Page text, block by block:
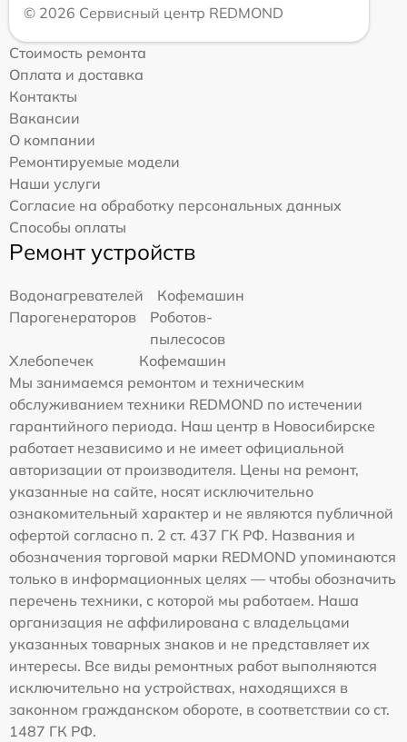
© 2026 Сервисный центр REDMOND
Стоимость ремонта
Оплата и доставка
Контакты
Вакансии
О компании
Ремонтируемые модели
Наши услуги
Согласие на обработку персональных данных
Способы оплаты
Ремонт устройств
Водонагревателей
Кофемашин
Парогенераторов
Роботов-
пылесосов
Хлебопечек
Кофемашин
Мы занимаемся ремонтом и техническим
обслуживанием техники REDMOND по истечении
гарантийного периода. Наш центр в Новосибирске
работает независимо и не имеет официальной
авторизации от производителя. Цены на ремонт,
указанные на сайте, носят исключительно
ознакомительный характер и не являются публичной
офертой согласно п. 2 ст. 437 ГК РФ. Названия и
обозначения торговой марки REDMOND упоминаются
только в информационных целях — чтобы обозначить
перечень техники, с которой мы работаем. Наша
организация не аффилирована с владельцами
указанных товарных знаков и не представляет их
интересы. Все виды ремонтных работ выполняются
исключительно на устройствах, находящихся в
законном гражданском обороте, в соответствии со ст.
1487 ГК РФ.